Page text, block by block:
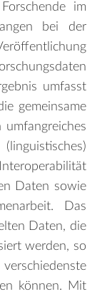
im
bei der
umfasst
gemeinsame
Daten sowie
Das
Daten, die
werden, so
können. Mit